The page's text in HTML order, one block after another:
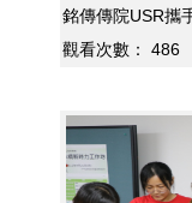
觀看次數：
486